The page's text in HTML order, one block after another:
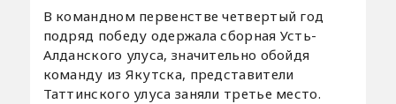
В командном первенстве четвертый год
подряд победу одержала сборная Усть-
Алданского улуса, значительно обойдя
команду из Якутска, представители
Таттинского улуса заняли третье место.